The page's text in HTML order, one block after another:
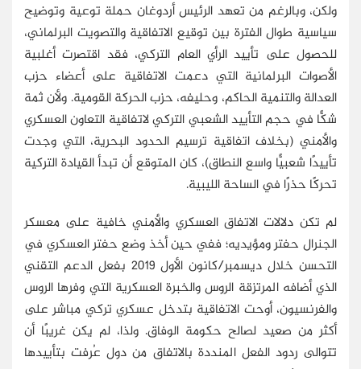
ولكن، وبالرغم من تعهد الرئيس أردوغان حملة توعية وتوضيح
سياسية طوال الفترة بين توقيع الاتفاقية والتصويت البرلماني،
للحصول على تأييد الرأي العام التركي، فقد اقتصرت أغلبية
الأصوات البرلمانية التي دعمت الاتفاقية على أعضاء حزب
العدالة والتنمية الحاكم، وحليفه، حزب الحركة القومية. ولأن ثمة
شكًّا في حجم التأييد الشعبي التركي لاتفاقية التعاون العسكري
والأمني (بخلاف اتفاقية ترسيم الحدود البحرية، التي وجدت
تأييدًا شعبيًّا واسع النطاق)، كان المتوقع أن تبدأ القيادة التركية
تحركًا حذرًا في الساحة الليبية.
لم تكن دلالات الاتفاق العسكري والأمني خافية على معسكر
الجنرال حفتر ومؤيديه؛ ففي حين أخذ وضع حفتر العسكري في
التحسن خلال ديسمبر/كانون الأول 2019 بفعل الدعم التقني
الذي أضافه المرتزقة الروس والخبرة العسكرية التي وفرها الروس
والفرنسيون، أوحت الاتفاقية بتدخل عسكري تركي مباشر على
أكثر من صعيد لصالح حكومة الوفاق. ولذا، لم يكن غريبًا أن
تتوالى ردود الفعل المنددة بالاتفاق من دول عُرفت بتأييدها